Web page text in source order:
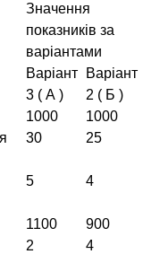
Значення
показників за
варіантами
Варіант
3 ( А )
Варіант
2 ( Б )
1000
1000
30 25
5 4
1100
900
2 4